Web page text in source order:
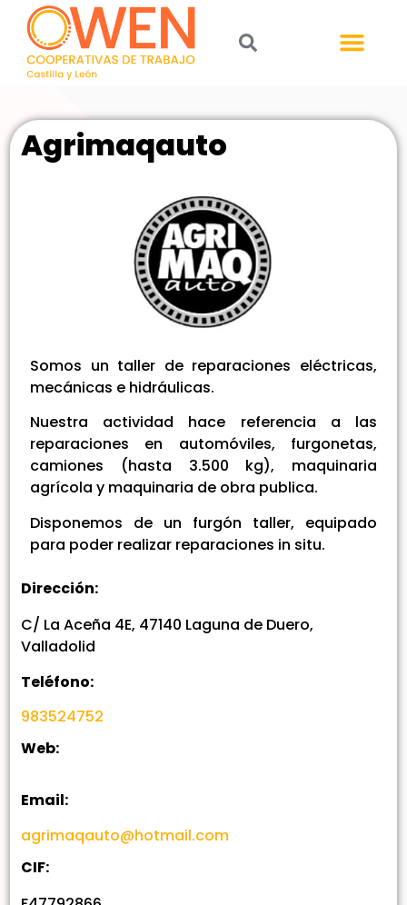
Agrimaqauto
Somos un taller de reparaciones eléctricas,
mecánicas e hidráulicas.
Nuestra actividad hace referencia a las
reparaciones en automóviles, furgonetas,
camiones (hasta 3.500 kg), maquinaria
agrícola y maquinaria de obra publica.
Disponemos de un furgón taller, equipado
para poder realizar reparaciones in situ.
Dirección:
C/ La Aceña 4E, 47140 Laguna de Duero,
Valladolid
Teléfono:
983524752
Web:
Email:
agrimaqauto@hotmail.com
CIF: